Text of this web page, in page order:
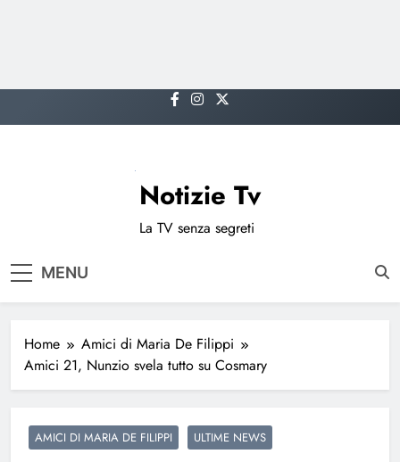
to
Notizie Tv
La TV senza segreti
MENU
Home
Amici di Maria De Filippi
Amici 21, Nunzio svela tutto su Cosmary
AMICI DI MARIA DE FILIPPI ULTIME NEWS